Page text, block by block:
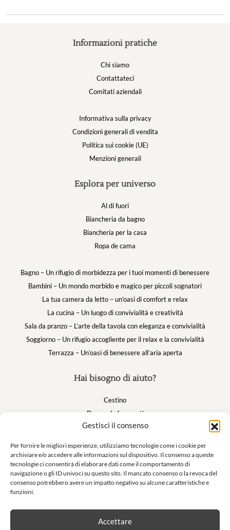
Gestisci il consenso
Per fornire le migliori esperienze, utilizziamo tecnologie come i cookie per
archiviare e/o accedere alle informazioni sul dispositivo. Il consenso a queste
tecnologie ci consentirà di elaborare dati come il comportamento di
navigazione o gli ID univoci su questo sito. Il mancato consenso o la revoca del
consenso potrebbero avere un impatto negativo su alcune caratteristiche e
funzioni.
Accettare
Hai bisogno di aiuto?
Cestino
Domande frequenti
Il mio account
Suivez nous
Informazioni pratiche
Chi siamo
Contattateci
Comitati aziendali
Informativa sulla privacy
Condizioni generali di vendita
Politica sui cookie (UE)
Menzioni generali
Esplora per universo
Al di fuori
Biancheria da bagno
Biancheria per la casa
Ropa de cama
Bagno – Un rifugio di morbidezza per i tuoi momenti di benessere
Bambini – Un mondo morbido e magico per piccoli sognatori
La tua camera da letto – un’oasi di comfort e relax
La cucina – Un luogo di convivialità e creatività
Sala da pranzo – L’arte della tavola con eleganza e convivialità
Soggiorno – Un rifugio accogliente per il relax e la convivialità
Terrazza – Un’oasi di benessere all’aria aperta
Newsletter